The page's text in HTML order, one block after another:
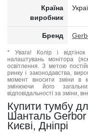
Країна
виробник
Бренд
* Увага! Колір і
налаштувань монітора
освітлення. З метою
ринку і законодавства,
момент вносити зміни в
змінюючи його
відповідальності за зміни,
Купити тумбу
Шанталь Gerbor
Києві, Дніпрі